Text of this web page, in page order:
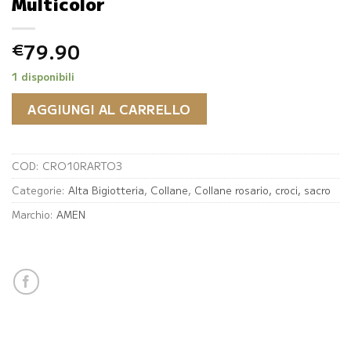
€79.90
1 disponibili
AGGIUNGI AL CARRELLO
COD: CRO10RARTO3
Categorie: Alta Bigiotteria, Collane, Collane rosario, croci, sacro
Marchio: AMEN